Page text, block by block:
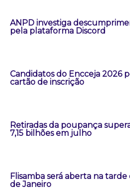
ANPD investiga
pela plataforma Discord
Candidatos do Encceja 2026
cartão de inscrição
Retiradas da poupança
7,15 bilhões em julho
Flisamba será aberta na
de Janeiro